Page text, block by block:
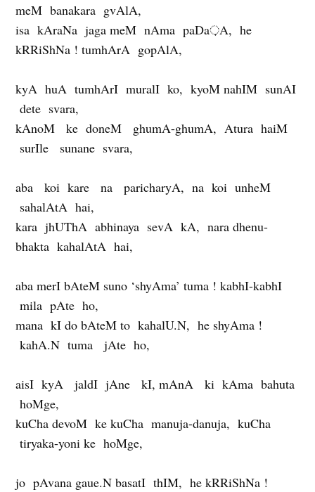
meM banakara gvAlA,
isa kAraNa jaga meM nAma paDa़A, he
kRRiShNa ! tumhArA gopAlA,
kyA huA tumhArI muralI ko, kyoM nahIM sunAI
dete svara,
kAnoM ke doneM ghumA-ghumA, Atura haiM
surIle sunane svara,
aba koi kare na paricharyA, na koi unheM
sahalAtA hai,
kara jhUThA abhinaya sevA kA, nara dhenu-
bhakta kahalAtA hai,
aba merI bAteM suno ‘shyAma’ tuma ! kabhI-kabhI
mila pAte ho,
mana kI do bAteM to kahalU.N, he shyAma !
kahA.N tuma jAte ho,
aisI kyA jaldI jAne kI, mAnA ki kAma bahuta
hoMge,
kuCha devoM ke kuCha manuja-danuja, kuCha
tiryaka-yoni ke hoMge,
jo pAvana gaue.N basatI thIM, he kRRiShNa !